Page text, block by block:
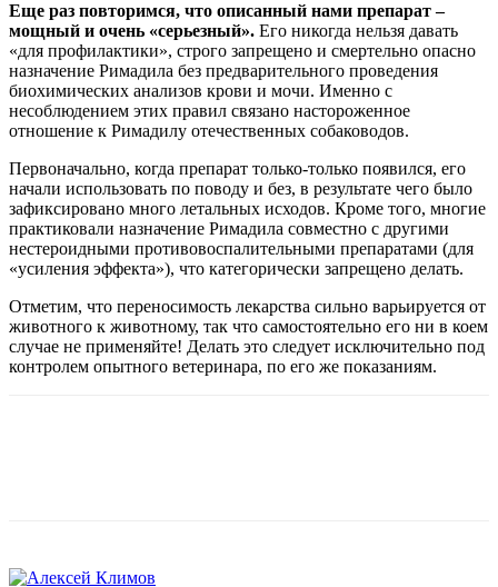
Еще раз повторимся, что описанный нами препарат –
мощный и очень «серьезный». Его никогда нельзя давать
«для профилактики», строго запрещено и смертельно опасно
назначение Римадила без предварительного проведения
биохимических анализов крови и мочи. Именно с
несоблюдением этих правил связано настороженное
отношение к Римадилу отечественных собаководов.
Первоначально, когда препарат только-только появился, его
начали использовать по поводу и без, в результате чего было
зафиксировано много летальных исходов. Кроме того, многие
практиковали назначение Римадила совместно с другими
нестероидными противовоспалительными препаратами (для
«усиления эффекта»), что категорически запрещено делать.
Отметим, что переносимость лекарства сильно варьируется от
животного к животному, так что самостоятельно его ни в коем
случае не применяйте! Делать это следует исключительно под
контролем опытного ветеринара, по его же показаниям.